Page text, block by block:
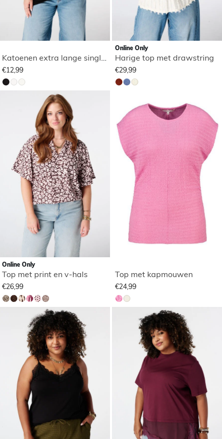
Katoenen extra lange singlet
€12,99
Online Only
Harige top met drawstring
€29,99
Online Only
Top met print en v-hals
€26,99
Top met kapmouwen
€24,99